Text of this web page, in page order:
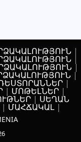
|
|
|
|
| ՄՈԹԵԼՆԵՐ|
| ՍԵՂԱՆ
| ՄԱՀՃԱԿԱԼ|